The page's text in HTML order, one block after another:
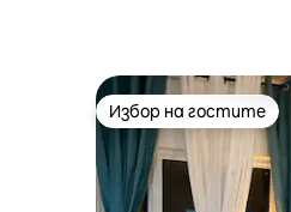
Избор на гостите
Избор на гостите